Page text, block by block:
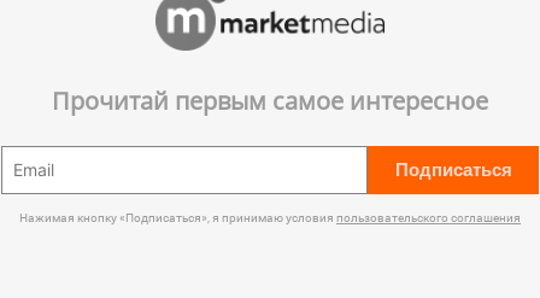
Прочитай первым самое интересное
Подписаться
Нажимая кнопку «Подписаться», я принимаю условия пользовательского соглашения